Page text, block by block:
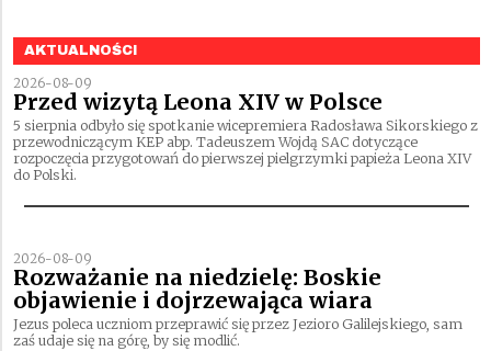
AKTUALNOŚCI
2026-08-09
Przed wizytą Leona XIV w Polsce
5 sierpnia odbyło się spotkanie wicepremiera Radosława Sikorskiego z
przewodniczącym KEP abp. Tadeuszem Wojdą SAC dotyczące
rozpoczęcia przygotowań do pierwszej pielgrzymki papieża Leona XIV
do Polski.
2026-08-09
Rozważanie na niedzielę: Boskie
objawienie i dojrzewająca wiara
Jezus poleca uczniom przeprawić się przez Jezioro Galilejskiego, sam
zaś udaje się na górę, by się modlić.